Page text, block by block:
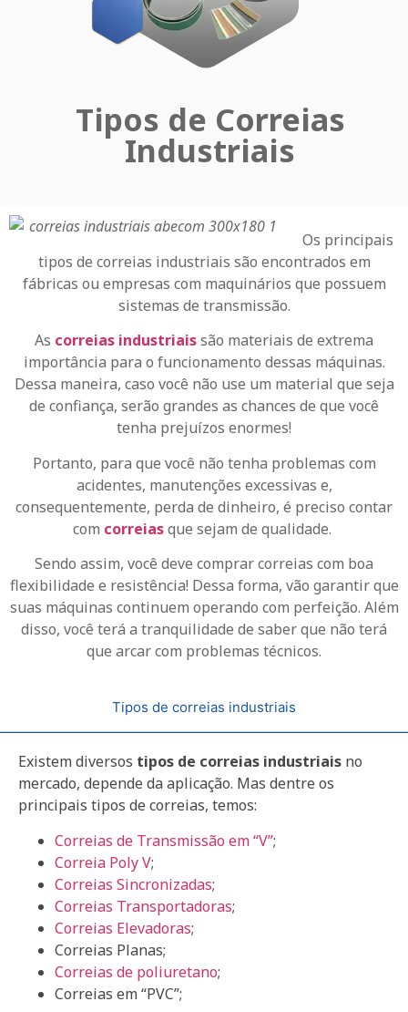
Tipos de Correias
Industriais
Os principais
tipos de correias industriais são encontrados em
fábricas ou empresas com maquinários que possuem
sistemas de transmissão.
As correias industriaissão materiais de extrema
importância para o funcionamento dessas máquinas.
Dessa maneira, caso você não use um material que seja
de confiança, serão grandes as chances de que você
tenha prejuízos enormes!
Portanto, para que você não tenha problemas com
acidentes, manutenções excessivas e,
consequentemente, perda de dinheiro, é preciso contar
com correiasque sejam de qualidade.
Sendo assim, você deve comprar correias com boa
flexibilidade e resistência! Dessa forma, vão garantir que
suas máquinas continuem operando com perfeição. Além
disso, você terá a tranquilidade de saber que não terá
que arcar com problemas técnicos.
Tipos de correias industriais
Existem diversos tipos de correias industriais no
mercado, depende da aplicação. Mas dentre os
principais tipos de correias, temos:
Correias de Transmissão em “V”;
Correia Poly V;
Correias Sincronizadas;
Correias Transportadoras;
Correias Elevadoras;
Correias Planas;
Correias de poliuretano;
Correias em “PVC”;